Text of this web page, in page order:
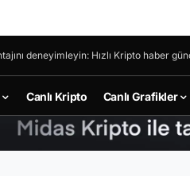
deneyimleyin: Hızlı Kripto haber
Canlı Kripto Canlı Grafikler